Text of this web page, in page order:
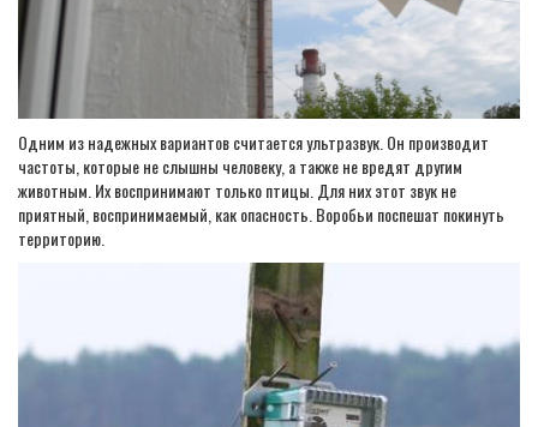
Одним из надежных вариантов считается ультразвук. Он производит
частоты, которые не слышны человеку, а также не вредят другим
животным. Их воспринимают только птицы. Для них этот звук не
приятный, воспринимаемый, как опасность. Воробьи поспешат покинуть
территорию.